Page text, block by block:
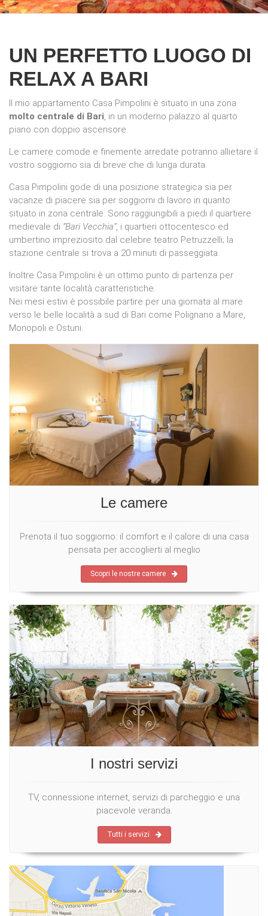
UN PERFETTO LUOGO DI
RELAX A BARI
Il mio appartamento Casa Pimpolini è situato in una zona
molto centrale di Bari, in un moderno palazzo al quarto
piano con doppio ascensore.
Le camere comode e finemente arredate potranno allietare il
vostro soggiorno sia di breve che di lunga durata.
Casa Pimpolini gode di una posizione strategica sia per
vacanze di piacere sia per soggiorni di lavoro in quanto
situato in zona centrale. Sono raggiungibili a piedi il quartiere
medievale di “Bari Vecchia”, i quartieri ottocentesco ed
umbertino impreziosito dal celebre teatro Petruzzelli; la
stazione centrale si trova a 20 minuti di passeggiata.
Inoltre Casa Pimpolini è un ottimo punto di partenza per
visitare tante località caratteristiche.
Nei mesi estivi è possibile partire per una giornata al mare
verso le belle località a sud di Bari come Polignano a Mare,
Monopoli e Ostuni.
Le camere
Prenota il tuo soggiorno: il comfort e il calore di una casa
pensata per accoglierti al meglio
Scopri le nostre camere
I nostri servizi
TV, connessione internet, servizi di parcheggio e una
piacevole veranda.
Tutti i servizi